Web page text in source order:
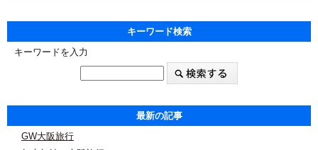
キーワード検索
キーワードを入力
最新の記事
GW大阪旅行